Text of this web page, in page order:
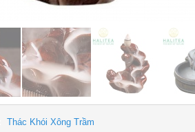
Thác Khói Xông Trầm